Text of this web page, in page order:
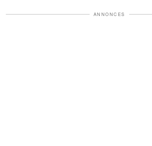
ANNONCES